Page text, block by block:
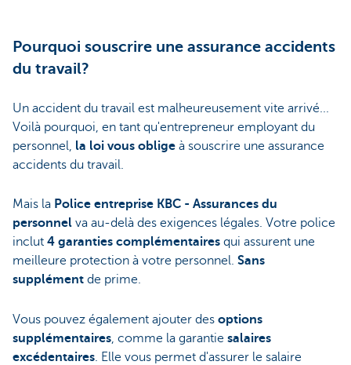
Pourquoi souscrire une assurance accidents
du travail?
Un accident du travail est malheureusement vite arrivé...
Voilà pourquoi, en tant qu'entrepreneur employant du
personnel, la loi vous oblige à souscrire une assurance
accidents du travail.
Mais la Police entreprise KBC - Assurances du
personnel va au-delà des exigences légales. Votre police
inclut 4 garanties complémentaires qui assurent une
meilleure protection à votre personnel. Sans
supplément de prime.
Vous pouvez également ajouter des options
supplémentaires, comme la garantie salaires
excédentaires. Elle vous permet d'assurer le salaire